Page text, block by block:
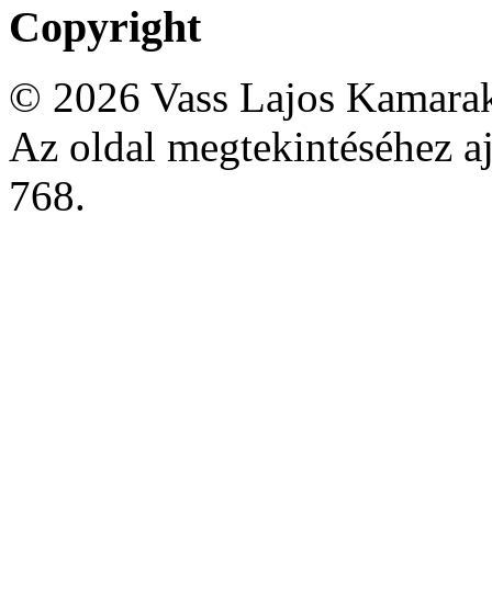
Copyright
© 2026 Vass Lajos
Az oldal megtekintéséhez
768.